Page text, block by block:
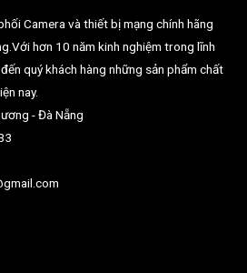
Camera và thiết bị mạng chính hãng
hơn 10 năm kinh nghiệm trong lĩnh
quý khách hàng những sản phẩm chất
nay.
- Đà Nẵng